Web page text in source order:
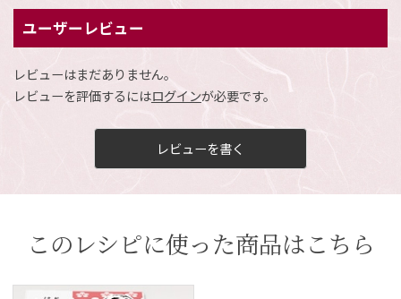
ユーザーレビュー
レビューはまだありません。
レビューを評価するにはログインが必要です。
レビューを書く
このレシピに使った商品はこちら